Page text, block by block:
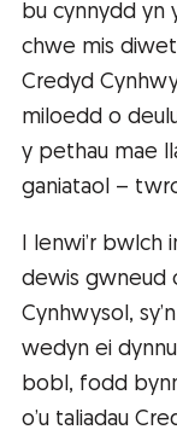
bu cynnydd yn
chwe mis
Credyd
miloedd o
y pethau mae
ganiataol –
I lenwi’r bwlch
dewis gwneud
Cynhwysol,
wedyn ei
bobl, fodd
o’u taliadau